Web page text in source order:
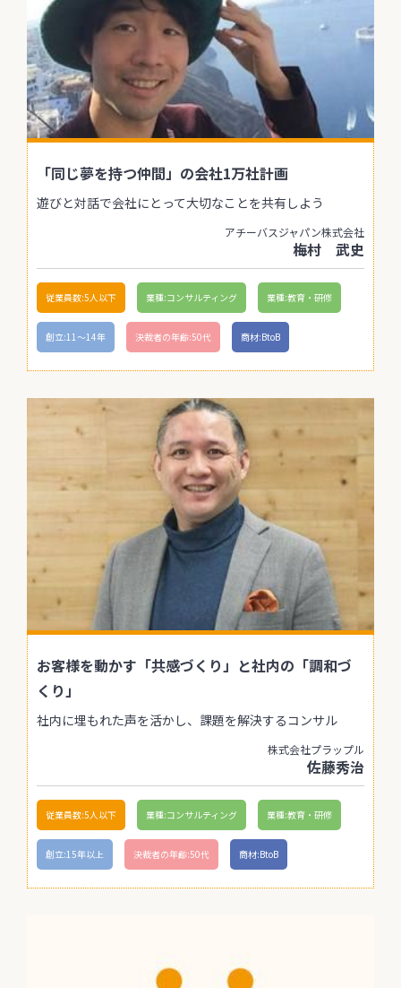
「同じ夢を持つ仲間」の会社1万社計画
遊びと対話で会社にとって大切なことを共有しよう
アチーバスジャパン株式会社
梅村 武史
従業員数:5人以下 業種:コンサルティング 業種:教育・研修
創立:11〜14年 決裁者の年齢:50代 商材:BtoB
お客様を動かす「共感づくり」と社内の「調和づ
くり」
社内に埋もれた声を活かし、課題を解決するコンサル
株式会社プラップル
佐藤秀治
従業員数:5人以下 業種:コンサルティング 業種:教育・研修
創立:15年以上 決裁者の年齢:50代 商材:BtoB